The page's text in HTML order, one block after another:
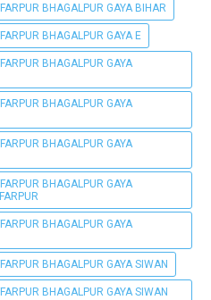
BHAGALPUR GAYA BIHAR
BHAGALPUR GAYA E
BHAGALPUR GAYA
BHAGALPUR GAYA
BHAGALPUR GAYA
BHAGALPUR GAYA
BHAGALPUR GAYA
BHAGALPUR GAYA SIWAN
BHAGALPUR GAYA SIWAN